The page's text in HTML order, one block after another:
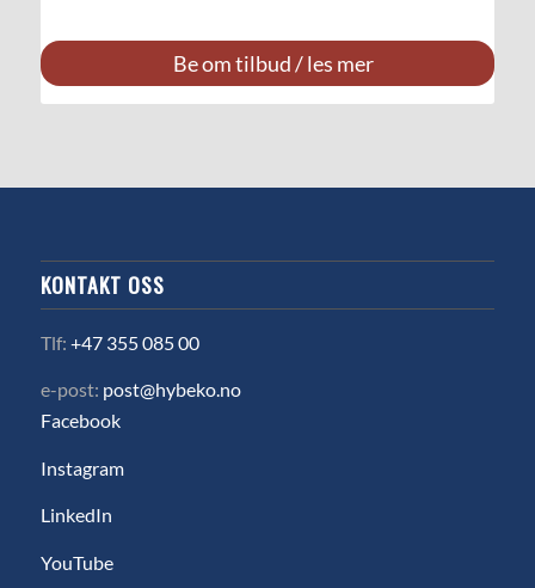
Be om tilbud / les mer
KONTAKT OSS
Tlf: +47 355 085 00
e-post: post@hybeko.no
Facebook
Instagram
LinkedIn
YouTube